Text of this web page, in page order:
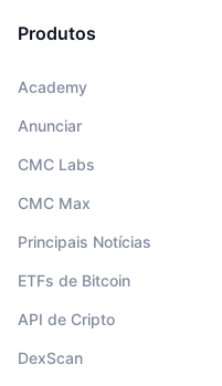
Produtos
Academy
Anunciar
CMC Labs
CMC Max
Principais Notícias
ETFs de Bitcoin
API de Cripto
DexScan